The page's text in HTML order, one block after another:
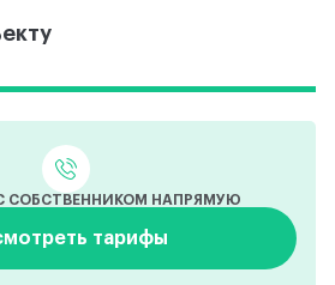
СОБСТВЕННИКОМ НАПРЯМУЮ
тарифы